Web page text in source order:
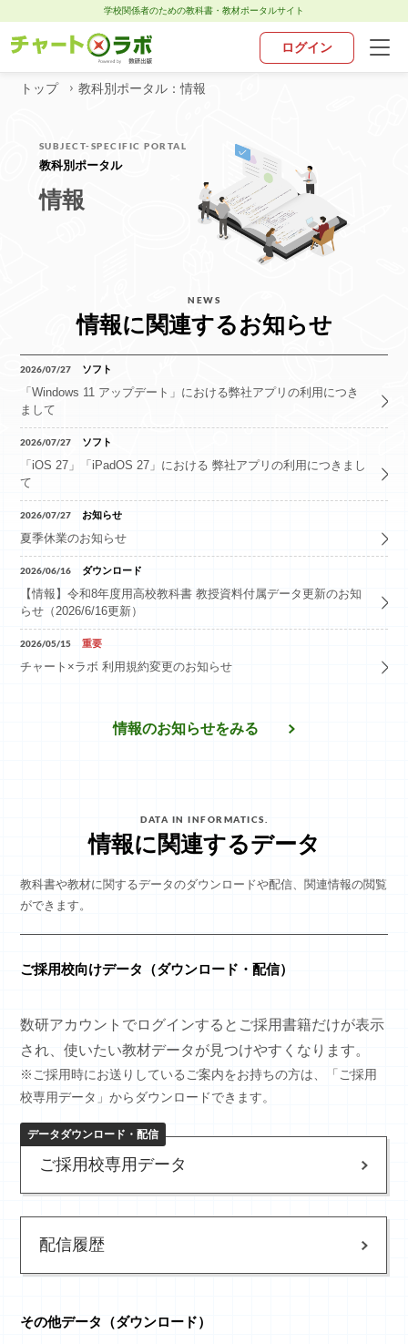
学校関係者のための教科書・教材ポータルサイト
トップ
チャート×ラボとは
お知らせ
デジタル・アプリ
お問い合わせ
ログイン
トップ 教科別ポータル：情報
SUBJECT-SPECIFIC PORTAL
教科別ポータル
情報​
NEWS
情報​に関連するお知らせ
2026/07/27 ソフト
「Windows 11 アップデート」における弊社アプリの利用につき
まして
2026/07/27 ソフト
「iOS 27」「iPadOS 27」における 弊社アプリの利用につきまし
て
2026/07/27 お知らせ
夏季休業のお知らせ
2026/06/16 ダウンロード
【情報】令和8年度用高校教科書 教授資料付属データ更新のお知
らせ（2026/6/16更新）
2026/05/15 重要
チャート×ラボ 利用規約変更のお知らせ
情報​のお知らせをみる
DATA IN INFORMATICS.
情報​に関連するデータ
教科書や教材に関するデータのダウンロードや配信、関連情報の閲覧
ができます。
ご採用校向けデータ（ダウンロード・配信）
数研アカウントでログインするとご採用書籍だけが表示
され、使いたい教材データが見つけやすくなります。
※ご採用時にお送りしているご案内をお持ちの方は、「ご採用
校専用データ」からダウンロードできます。
データダウンロード・配信
ご採用校専用データ
配信履歴
その他データ（ダウンロード）